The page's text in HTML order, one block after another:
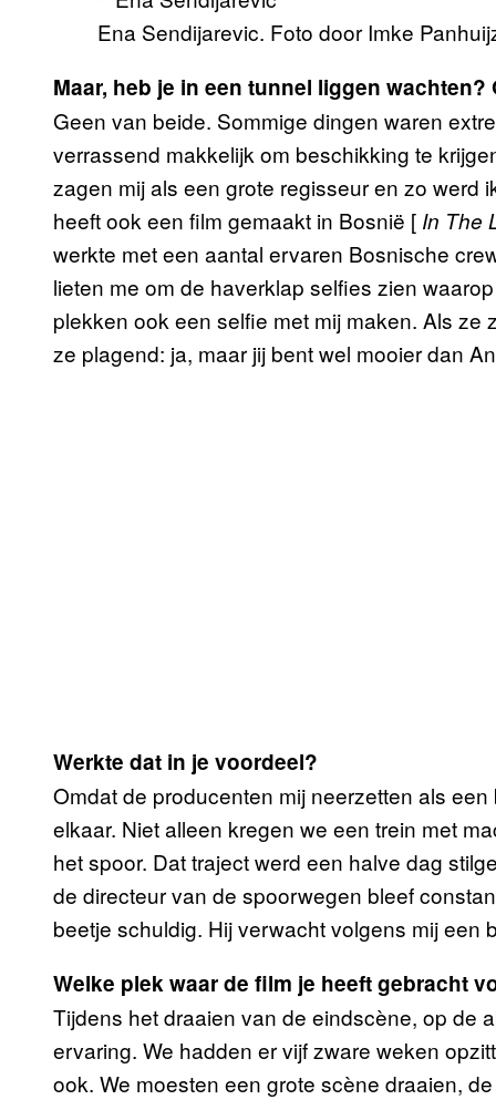
Ena Sendijarevic. Foto door Imke
Maar, heb je in een tunnel liggen
Geen van beide. Sommige dingen waren
verrassend makkelijk om beschikking te
zagen mij als een grote regisseur en zo werd
heeft ook een film gemaakt in Bosnië [ In The
werkte met een aantal ervaren Bosnische
lieten me om de haverklap selfies zien
plekken ook een selfie met mij maken. Als
ze plagend: ja, maar jij bent wel mooier dan
Werkte dat in je voordeel?
Omdat de producenten mij neerzetten als
elkaar. Niet alleen kregen we een trein met
het spoor. Dat traject werd een halve dag
de directeur van de spoorwegen bleef
beetje schuldig. Hij verwacht volgens mij een
Welke plek waar de film je heeft gebracht
Tijdens het draaien van de eindscène, op de
ervaring. We hadden er vijf zware weken
ook. We moesten een grote scène draaien,